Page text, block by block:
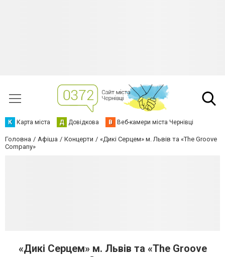
К Карта міста Д Довідкова В Веб-камери міста Чернівці
Головна Афіша Концерти
«Дикі Серцем» м. Львів та «The Groove
Company»
«Дикі Серцем» м. Львів та «The Groove